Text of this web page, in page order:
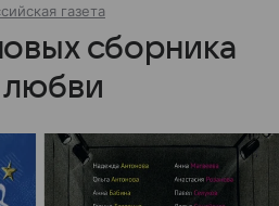
газета
сборника
любви